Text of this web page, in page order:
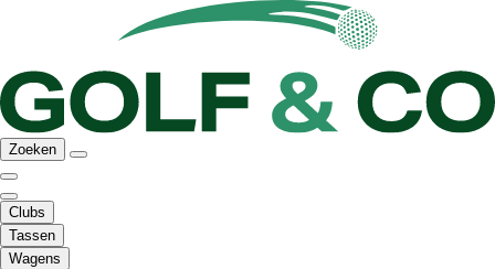
Zoeken
Clubs
Tassen
Wagens